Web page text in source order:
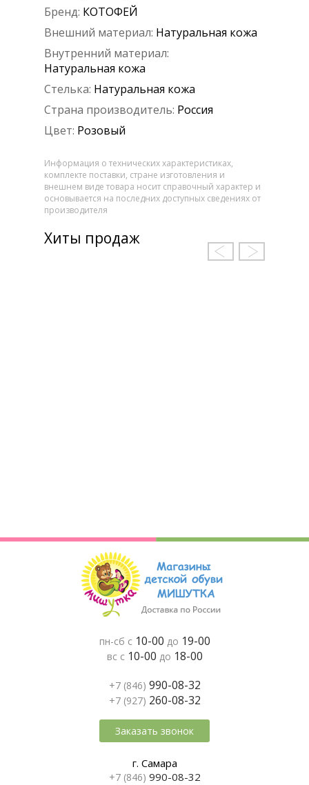
Бренд: КОТОФЕЙ
Внешний материал: Натуральная кожа
Внутренний материал:
Натуральная кожа
Стелька: Натуральная кожа
Страна производитель: Россия
Цвет: Розовый
Информация о технических характеристиках,
комплекте поставки, стране изготовления и
внешнем виде товара носит справочный характер и
основывается на последних доступных сведениях от
производителя
Хиты продаж
пн-сб с 10-00 до 19-00
вс с 10-00 до 18-00
+7 (846) 990-08-32
+7 (927) 260-08-32
Заказать звонок
г. Самара
+7 (846) 990-08-32